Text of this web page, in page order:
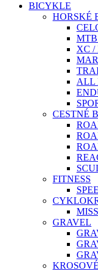
BICYKLE
HORSKÉ
XC /
ALL
CESTNÉ
FITNESS
GRAVEL